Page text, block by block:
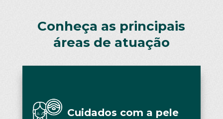
Conheça as principais
áreas de atuação
Cuidados com a pele